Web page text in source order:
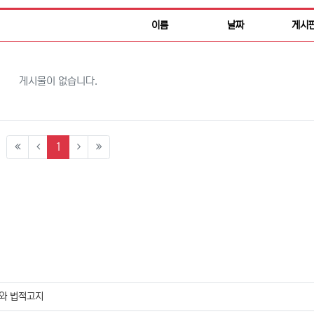
이름 날짜 게시
게시물이 없습니다.
1 (current)
법적고지